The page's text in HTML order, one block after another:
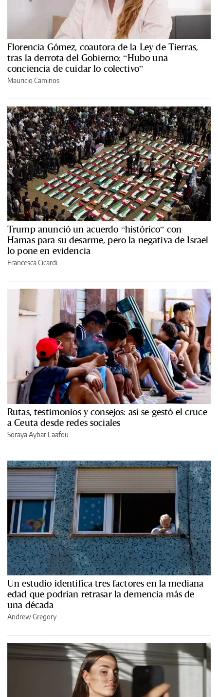
Florencia Gómez, coautora de la Ley de Tierras,
tras la derrota del Gobierno: “Hubo una
conciencia de cuidar lo colectivo”
Mauricio Caminos
Trump anunció un acuerdo “histórico” con
Hamas para su desarme, pero la negativa de Israel
lo pone en evidencia
Francesca Cicardi
Rutas, testimonios y consejos: así se gestó el cruce
a Ceuta desde redes sociales
Soraya Aybar Laafou
Un estudio identifica tres factores en la mediana
edad que podrían retrasar la demencia más de
una década
Andrew Gregory